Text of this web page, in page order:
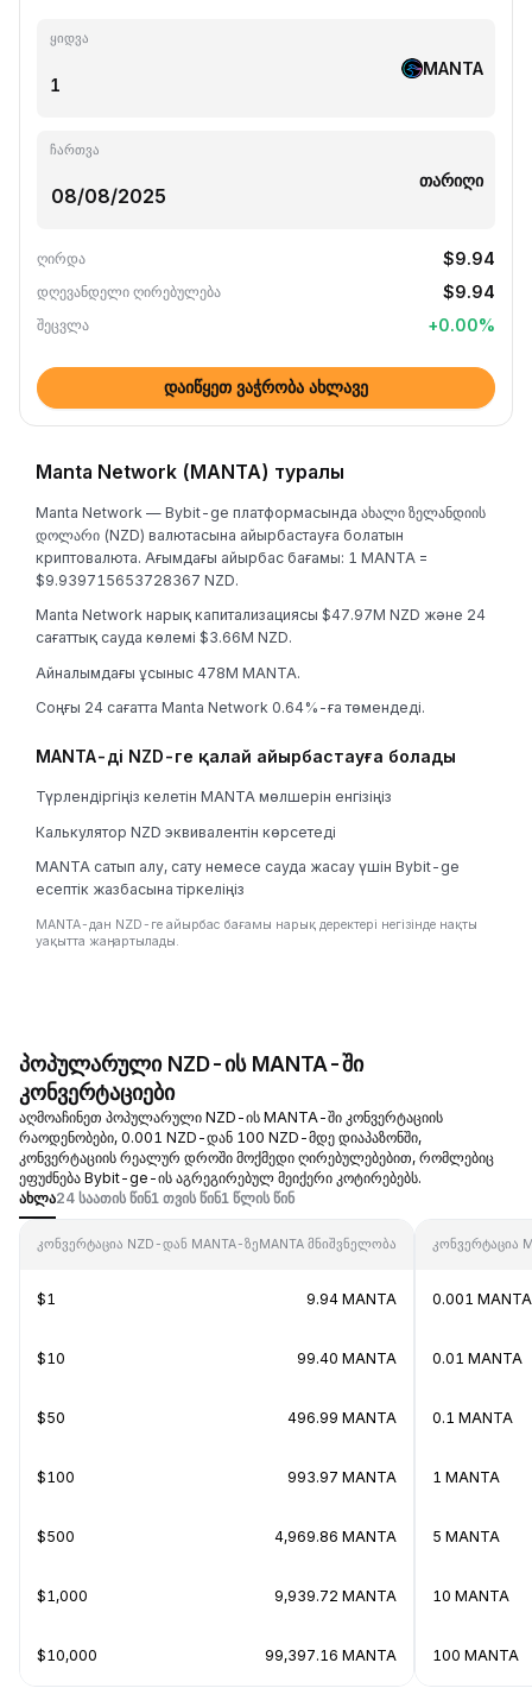
ყიდვა
MANTA
ჩართვა
თარიღი
ღირდა $9.94
დღევანდელი ღირებულება $9.94
შეცვლა +0.00%
დაიწყეთ ვაჭრობა ახლავე
Manta Network (MANTA) туралы
Manta Network — Bybit-ge платформасында ახალი ზელანდიის
დოლარი (NZD) валютасына айырбастауға болатын
криптовалюта. Ағымдағы айырбас бағамы: 1 MANTA =
$9.939715653728367 NZD.
Manta Network нарық капитализациясы $47.97M NZD және 24
сағаттық сауда көлемі $3.66M NZD.
Айналымдағы ұсыныс 478M MANTA.
Соңғы 24 сағатта Manta Network 0.64%-ға төмендеді.
MANTA-ді NZD-ге қалай айырбастауға болады
Түрлендіргіңіз келетін MANTA мөлшерін енгізіңіз
Калькулятор NZD эквивалентін көрсетеді
MANTA сатып алу, сату немесе сауда жасау үшін Bybit-ge
есептік жазбасына тіркеліңіз
MANTA-дан NZD-ге айырбас бағамы нарық деректері негізінде нақты
уақытта жаңартылады.
პოპულარული NZD-ის MANTA-ში
კონვერტაციები
აღმოაჩინეთ პოპულარული NZD-ის MANTA-ში კონვერტაციის
რაოდენობები, 0.001 NZD-დან 100 NZD-მდე დიაპაზონში,
კონვერტაციის რეალურ დროში მოქმედი ღირებულებებით, რომლებიც
ეფუძნება Bybit-ge-ის აგრეგირებულ მეიქერი კოტირებებს.
ახლა24 საათის წინ1 თვის წინ1 წლის წინ
კონვერტაცია NZD-დან MANTA-ზეMANTA მნიშვნელობა
$1 9.94 MANTA
$10 99.40 MANTA
$50 496.99 MANTA
$100 993.97 MANTA
$500 4,969.86 MANTA
$1,000 9,939.72 MANTA
$10,000 99,397.16 MANTA
კონვერტაცია
0.001 MANTA
0.01 MANTA
0.1 MANTA
1 MANTA
5 MANTA
10 MANTA
100 MANTA